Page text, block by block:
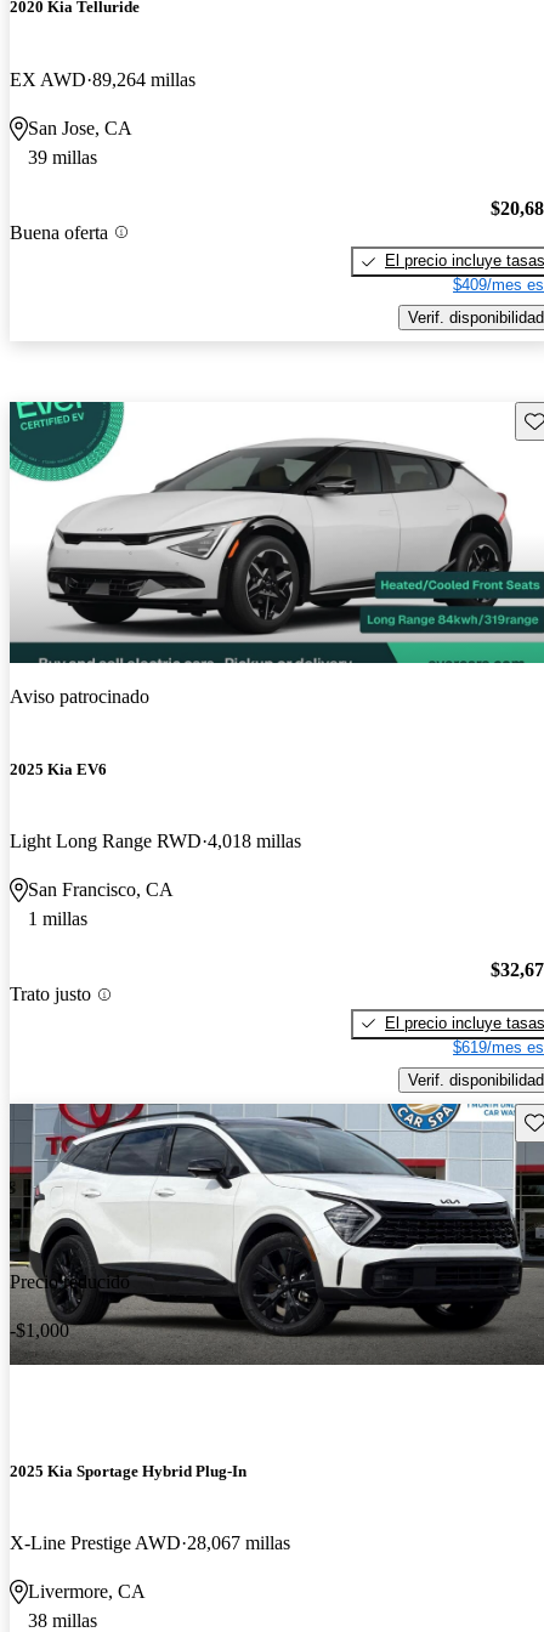
2020 Kia Telluride
EX AWD 89,264 millas
San Jose, CA
39 millas
Buena oferta
El precio incluye tasas
$409/mes
Verif. disponibilidad
Aviso patrocinado
2025 Kia EV6
Light Long Range RWD 4,018 millas
San Francisco, CA
1 millas
Trato justo
El precio incluye tasas
$619/mes
Verif. disponibilidad
Precio reducido
-$1,000
2025 Kia Sportage Hybrid Plug-In
X-Line Prestige AWD 28,067 millas
Livermore, CA
38 millas